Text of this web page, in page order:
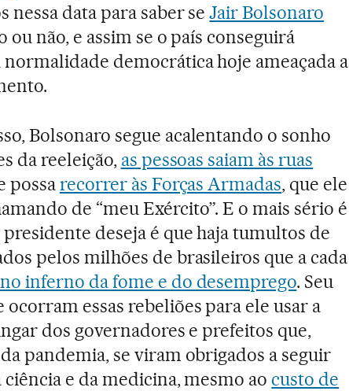
nessa data para saber seJair Bolsonaro
ou não, e assim se o país conseguirá
democrática hoje ameaçada a
Bolsonaro segue acalentando o sonho
da reeleição, as pessoas saiam às ruas
possarecorrer às Forças Armadas, que ele
de “meu Exército”. E o mais sério é
presidente deseja é que haja tumultos de
pelos milhões de brasileiros que a cada
inferno da fome e do desemprego. Seu
ocorram essas rebeliões para ele usar a
dos governadores e prefeitos que,
pandemia, se viram obrigados a seguir
ciência e da medicina, mesmo ao custo de